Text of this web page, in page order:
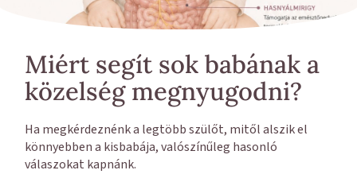
Miért segít sok babának a
közelség megnyugodni?
Ha megkérdeznénk a legtöbb szülőt, mitől alszik el
könnyebben a kisbabája, valószínűleg hasonló
válaszokat kapnánk.